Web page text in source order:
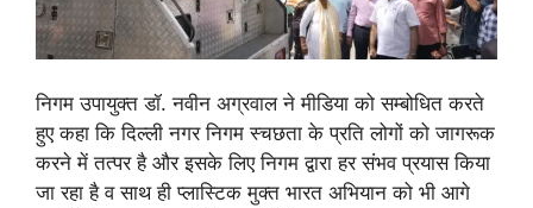
निगम उपायुक्त डॉ. नवीन अग्रवाल ने मीडिया को सम्बोधित करते
हुए कहा कि दिल्ली नगर निगम स्चछता के प्रति लोगों को जागरूक
करने में तत्पर है और इसके लिए निगम द्वारा हर संभव प्रयास किया
जा रहा है व साथ ही प्लास्टिक मुक्त भारत अभियान को भी आगे